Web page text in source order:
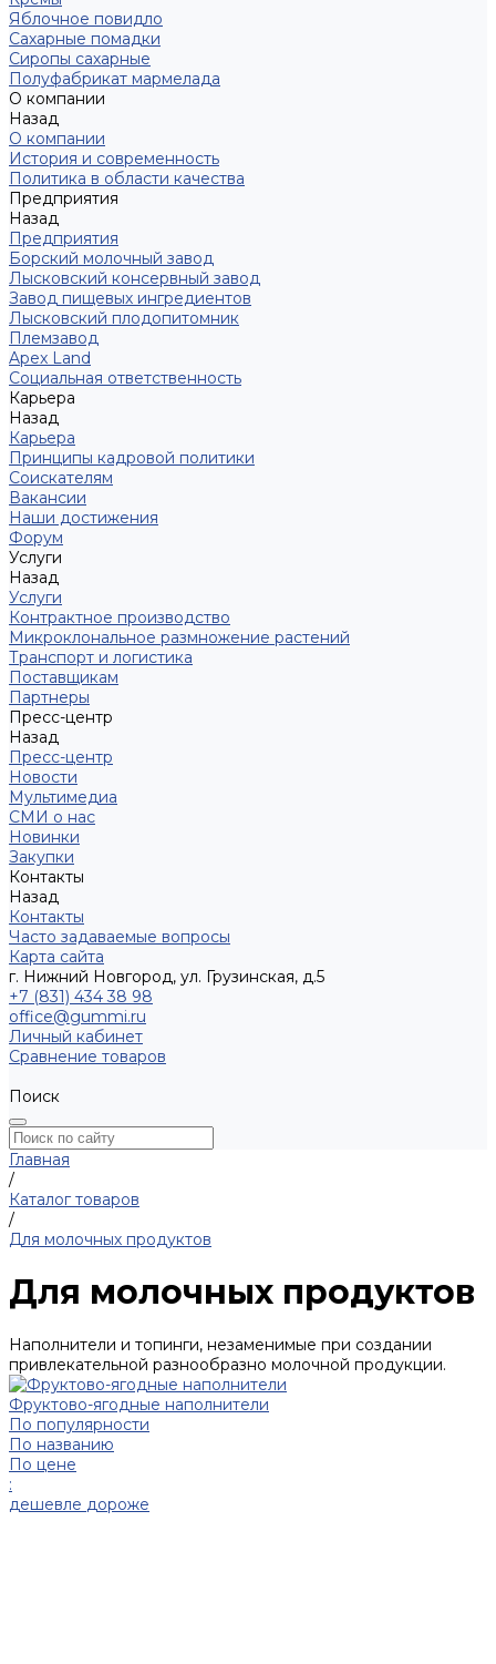
Яблочное повидло
Сахарные помадки
Сиропы сахарные
Полуфабрикат мармелада
О компании
Назад
О компании
История и современность
Политика в области качества
Предприятия
Назад
Предприятия
Борский молочный завод
Лысковский консервный завод
Завод пищевых ингредиентов
Лысковский плодопитомник
Племзавод
Apex Land
Социальная ответственность
Карьера
Назад
Карьера
Принципы кадровой политики
Соискателям
Вакансии
Наши достижения
Форум
Услуги
Назад
Услуги
Контрактное производство
Микроклональное размножение растений
Транспорт и логистика
Поставщикам
Партнеры
Пресс-центр
Назад
Пресс-центр
Новости
Мультимедиа
СМИ о нас
Новинки
Закупки
Контакты
Назад
Контакты
Часто задаваемые вопросы
Карта сайта
г. Нижний Новгород, ул. Грузинская, д.5
+7 (831) 434 38 98
office@gummi.ru
Личный кабинет
Сравнение товаров
Поиск
Главная
/
Каталог товаров
/
Для молочных продуктов
Для молочных продуктов
Наполнители и топинги, незаменимые при создании
привлекательной разнообразно молочной продукции.
Фруктово-ягодные наполнители
По популярности
По названию
По цене
:
дешевле дороже